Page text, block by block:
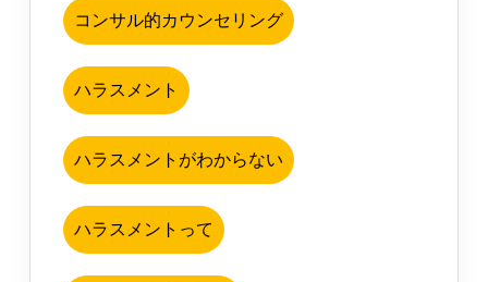
コンサル的カウンセリング
ハラスメント
ハラスメントがわからない
ハラスメントって